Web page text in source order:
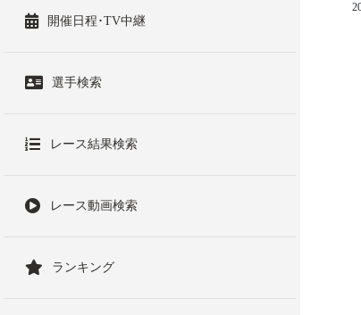
開催日程･TV中継
選手検索
レース結果検索
レース動画検索
ランキング